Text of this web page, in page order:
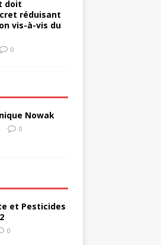
doit
réduisant
vis-à-vis du
0
Nowak
0
et Pesticides
0